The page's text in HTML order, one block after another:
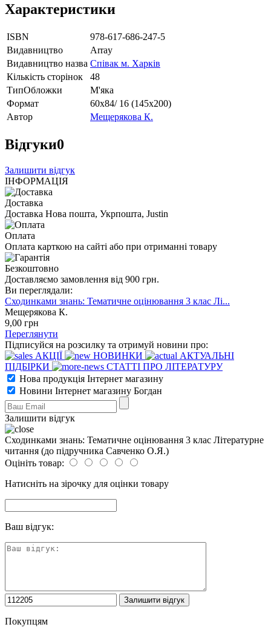
Характеристики
ISBN
978-617-686-247-5
Видавництво
Array
Видавництво назва Співак м. Харків
Кількість сторінок
48
ТипОбложки
М'яка
Формат
60х84/ 16 (145х200)
Автор
Мещерякова К.
Відгуки0
Залишити відгук
ІНФОРМАЦІЯ
Доставка
Доставка Нова пошта, Укрпошта, Justin
Оплата
Оплата карткою на сайті або при отриманні товару
Безкоштовно
Доставляємо замовлення від 900 грн.
Ви переглядали:
Сходинками знань: Тематичне оцінювання 3 клас Лі...
Мещерякова К.
9,00 грн
Переглянути
Підписуйся на розсилку та отримуй новини про:
АКЦІЇ
НОВИНКИ
АКТУАЛЬНІ
ПІДБІРКИ
СТАТТІ ПРО ЛІТЕРАТУРУ
Нова продукція Інтернет магазину
Новини Інтернет магазину Богдан
Залишити відгук
Сходинками знань: Тематичне оцінювання 3 клас Літературне
читання (до підручника Савченко О.Я.)
Оцініть товар:
Натисніть на зірочку для оцінки товару
Ваш відгук:
Покупцям